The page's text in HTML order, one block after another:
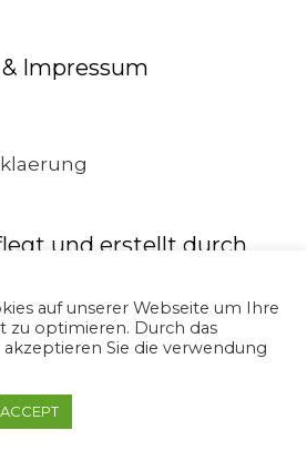
Impressum
und erstellt durch
auf unserer Webseite um Ihre
zu optimieren. Durch das
Sie die verwendung
ACCEPT